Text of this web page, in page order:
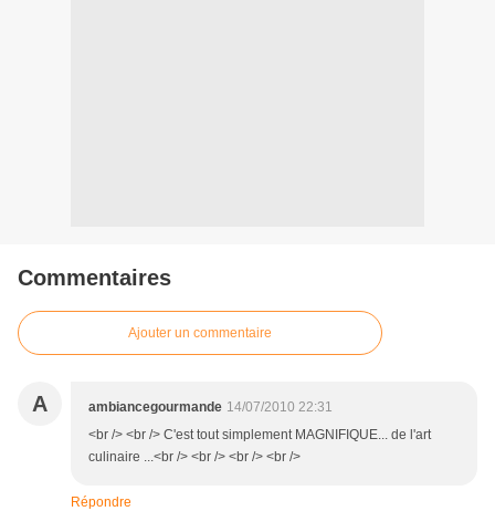
Commentaires
Ajouter un commentaire
A ambiancegourmande 14/07/2010 22:31
<br /> <br /> C'est tout simplement MAGNIFIQUE... de l'art
culinaire ...<br /> <br /> <br /> <br />
Répondre